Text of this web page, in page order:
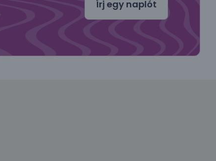
Írj egy naplót